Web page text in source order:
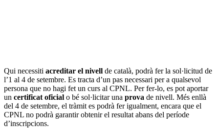
Qui necessiti acreditar el nivell de català, podrà fer la sol·licitud de
l’1 al 4 de setembre. Es tracta d’un pas necessari per a qualsevol
persona que no hagi fet un curs al CPNL. Per fer-lo, es pot aportar
un certificat oficial o bé sol·licitar una prova de nivell. Més enllà
del 4 de setembre, el tràmit es podrà fer igualment, encara que el
CPNL no podrà garantir obtenir el resultat abans del període
d’inscripcions.